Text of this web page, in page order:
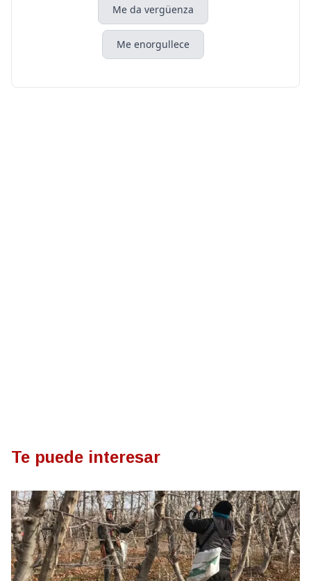
Me da vergüenza
Me enorgullece
Te puede interesar